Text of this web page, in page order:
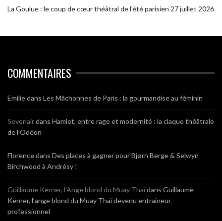
La Goulue : le coup de cœur théâtral de l’été parisien 27 juillet 2026
COMMENTAIRES
Emiliedans Les Mâchonnes de Paris : la gourmandise au féminin
Sevenairdans Hamlet, entre rage et modernité : la claque théâtrale
de l’Odéon
Florencedans Des places à gagner pour Bjørn Berge & Selwyn
Birchwood à Andrésy !
Guillaume Kerner, l’Ange blond du Muay Thaïdans Guillaume
Kerner, l’ange blond du Muay Thaï devenu entraineur
professionnel